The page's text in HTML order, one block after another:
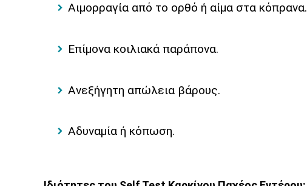
Αιμορραγία από το ορθό ή αίμα στα κόπρανα.
Επίμονα κοιλιακά παράπονα.
Ανεξήγητη απώλεια βάρους.
Αδυναμία ή κόπωση.